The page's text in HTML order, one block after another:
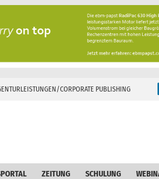
CORPORATE PUBLISHING
ZEITUNG SCHULUNG